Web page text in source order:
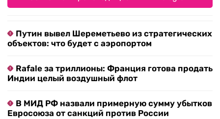
Путин вывел Шереметьево из стратегических
объектов: что будет с аэропортом
Rafale за триллионы: Франция готова продать
Индии целый воздушный флот
В МИД РФ назвали примерную сумму убытков
Евросоюза от санкций против России